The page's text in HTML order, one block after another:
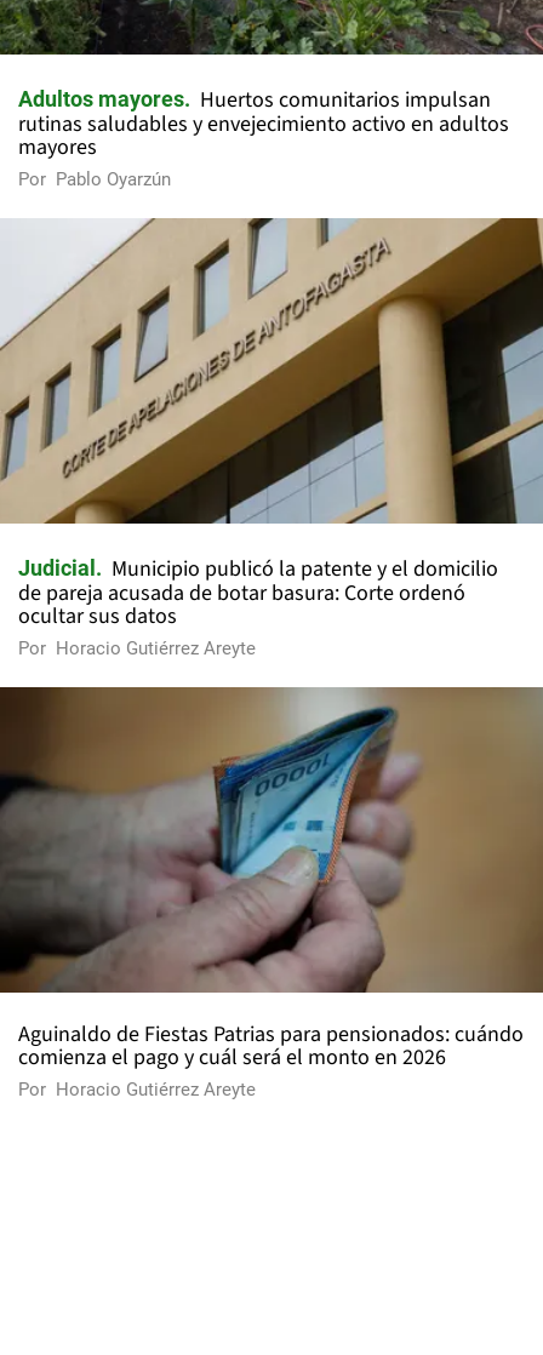
Adultos mayores
Huertos comunitarios impulsan
rutinas saludables y envejecimiento activo en adultos
mayores
Por Pablo Oyarzún
Judicial
Municipio publicó la patente y el domicilio
de pareja acusada de botar basura: Corte ordenó
ocultar sus datos
Por Horacio Gutiérrez Areyte
Aguinaldo de Fiestas Patrias para pensionados: cuándo
comienza el pago y cuál será el monto en 2026
Por Horacio Gutiérrez Areyte